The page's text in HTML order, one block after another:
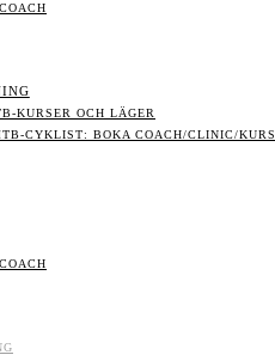
KURSER OCH LÄGER
CYKLIST: BOKA COACH/CLINIC/KURS